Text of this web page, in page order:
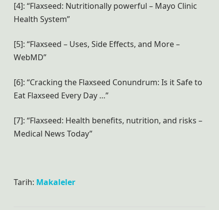
[4]: “Flaxseed: Nutritionally powerful – Mayo Clinic
Health System”
[5]: “Flaxseed – Uses, Side Effects, and More –
WebMD”
[6]: “Cracking the Flaxseed Conundrum: Is it Safe to
Eat Flaxseed Every Day …”
[7]: “Flaxseed: Health benefits, nutrition, and risks –
Medical News Today”
Tarih: Makaleler